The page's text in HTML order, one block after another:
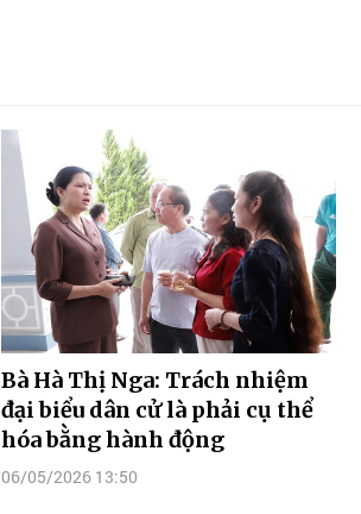
Bà Hà Thị Nga: Trách nhiệm
đại biểu dân cử là phải cụ thể
hóa bằng hành động
06/05/2026 13:50